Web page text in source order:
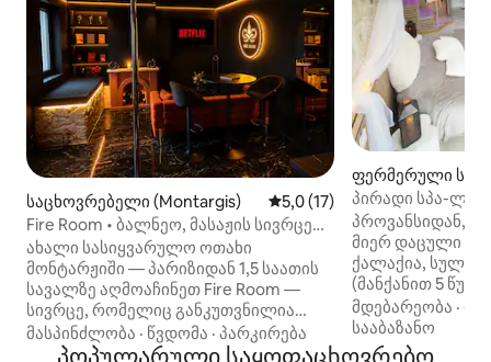
საცხოვრებელი (Montargis) საშუალო შეფასებაა 5‑დან
5,0 (17)
Fire Room • ბალნეო, მასაჟის სივრცე
და BDSM ოთახი
ახალი სასიყვარულო ოთახი
მონტარჟიში — პარიზიდან 1,5 საათის
სავალზე აღმოაჩინეთ Fire Room —
სივრცე, რომელიც განკუთვნილია
წყვილების დასვენებისა და
განტვირთვისთვის. პირადი სპა,
მასპინძლობა · წვდომა · პარკირება
ფერმერული
ლი (Soisy-Bouy)
პირადი სპა-
ახლოს - ჯაკუზი
პროვანსიდან,
მიერ დაცული შუა
ქალაქია, სულ
(მანქანით 5
გაატარეთ
ბუნების გულში.
მდებარეობა ·
სააბაზანო